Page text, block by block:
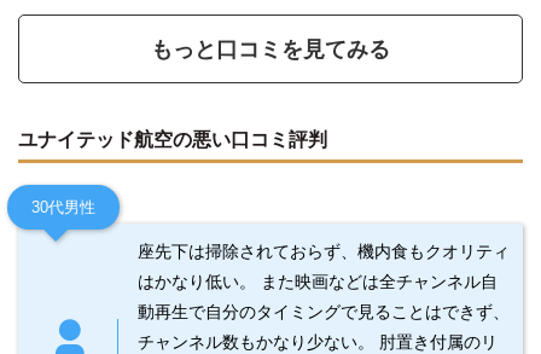
もっと口コミを見てみる
ユナイテッド航空の悪い口コミ評判
30代男性
座先下は掃除されておらず、機内食もクオリティ
はかなり低い。 また映画などは全チャンネル自
動再生で自分のタイミングで見ることはできず、
チャンネル数もかなり少ない。 肘置き付属のリ